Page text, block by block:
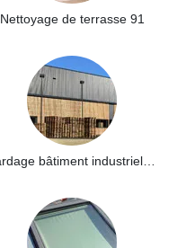
Nettoyage de terrasse 91